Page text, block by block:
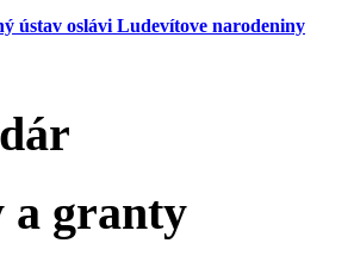
ústav oslávi Ludevítove narodeniny
a granty